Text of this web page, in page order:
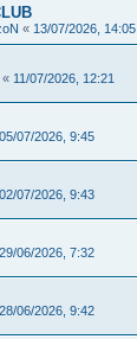
« 13/07/2026, 14:05
« 11/07/2026, 12:21
05/07/2026, 9:45
02/07/2026, 9:43
29/06/2026, 7:32
28/06/2026, 9:42